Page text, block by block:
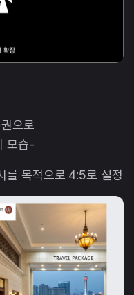
으로
모습-
를 목적으로 4:5로 설정